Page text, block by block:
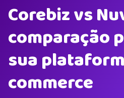
Corebiz vs
comparação
sua
commerce